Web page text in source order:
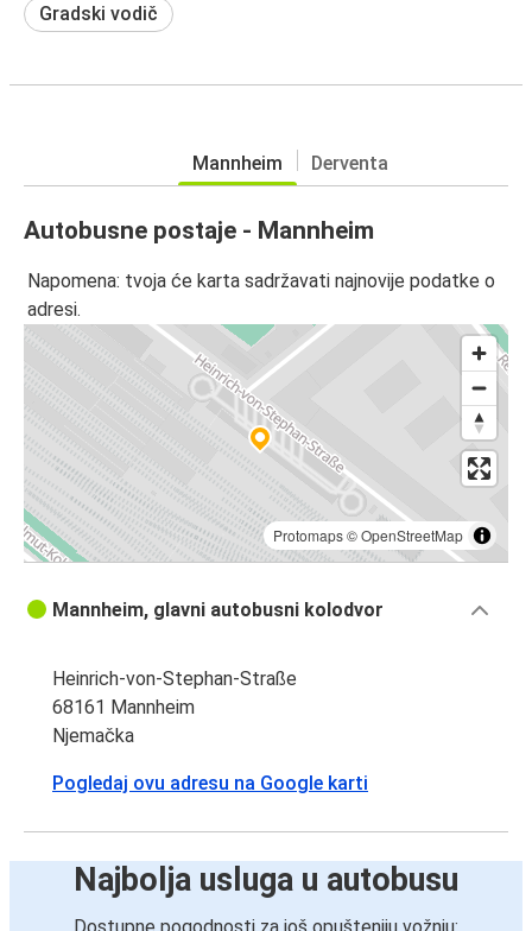
Gradski vodič
Mannheim Derventa
Autobusne postaje - Mannheim
Napomena: tvoja će karta sadržavati najnovije podatke o
adresi.
Protomaps©OpenStreetMap
Mannheim, glavni autobusni kolodvor
Heinrich-von-Stephan-Straße
68161 Mannheim
Njemačka
Pogledaj ovu adresu na Google karti
Najbolja usluga u autobusu